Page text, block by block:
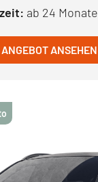
ab 24 Monate
ANGEBOT ANSEHEN